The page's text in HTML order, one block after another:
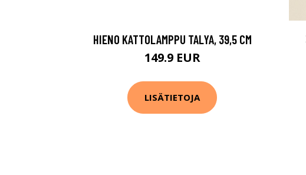
HIENO KATTOLAMPPU TALYA, 39,5 CM
149.9 EUR
LISÄTIETOJA